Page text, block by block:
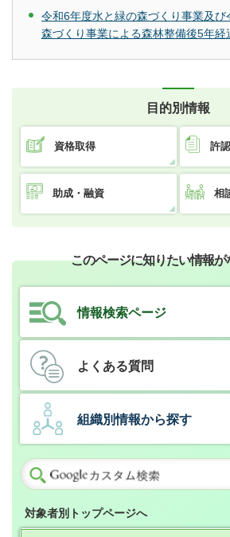
令和6年度水と緑の森づくり事業及
森づくり事業による森林整備後5年経
目的別情報
資格取得 許
助成・融資 相
このページに知りたい情報が
情報検索ページ
よくある質問
組織別情報から探す
対象者別トップページへ